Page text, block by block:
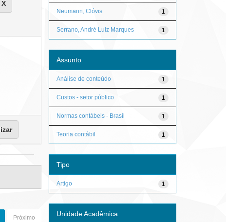
Próximo
1
Neumann, Clóvis
1
Serrano, André Luiz Marques
Assunto
1
Análise de conteúdo
1
Custos - setor público
1
Normas contábeis - Brasil
1
Teoria contábil
Tipo
1
Artigo
Unidade Acadêmica